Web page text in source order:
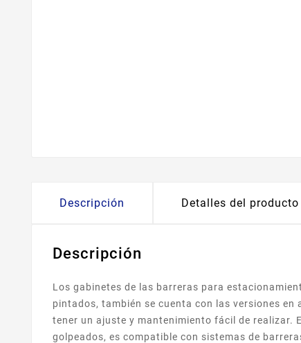
Descripción Detalles del producto
Descripción
Los gabinetes de las barreras para
pintados, también se cuenta con las versiones
tener un ajuste y mantenimiento fácil de realizar.
golpeados, es compatible con sistemas de